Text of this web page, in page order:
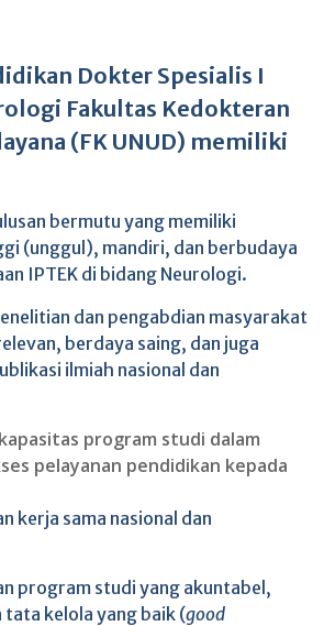
Dokter Spesialis I
Fakultas Kedokteran
(FK UNUD) memiliki
bermutu yang memiliki
(unggul), mandiri, dan berbudaya
IPTEK di bidang Neurologi.
dan pengabdian masyarakat
berdaya saing, dan juga
ilmiah nasional dan
program studi dalam
pelayanan pendidikan kepada
kerja sama nasional dan
program studi yang akuntabel,
kelola yang baik (good